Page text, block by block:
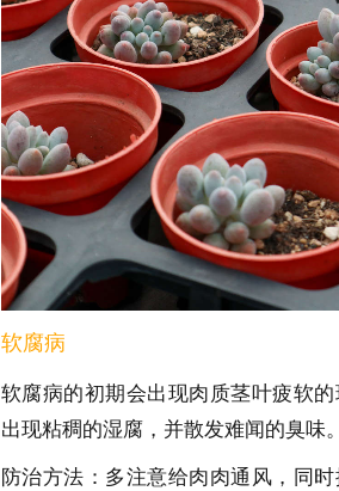
软腐病
软腐病的初期会出现肉质茎叶疲软
出现粘稠的湿腐，并散发难闻的臭味。
防治方法：多注意给肉肉通风，同